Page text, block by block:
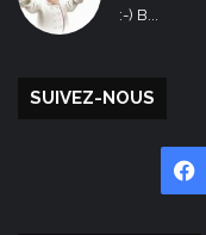
:-) B...
SUIVEZ-NOUS